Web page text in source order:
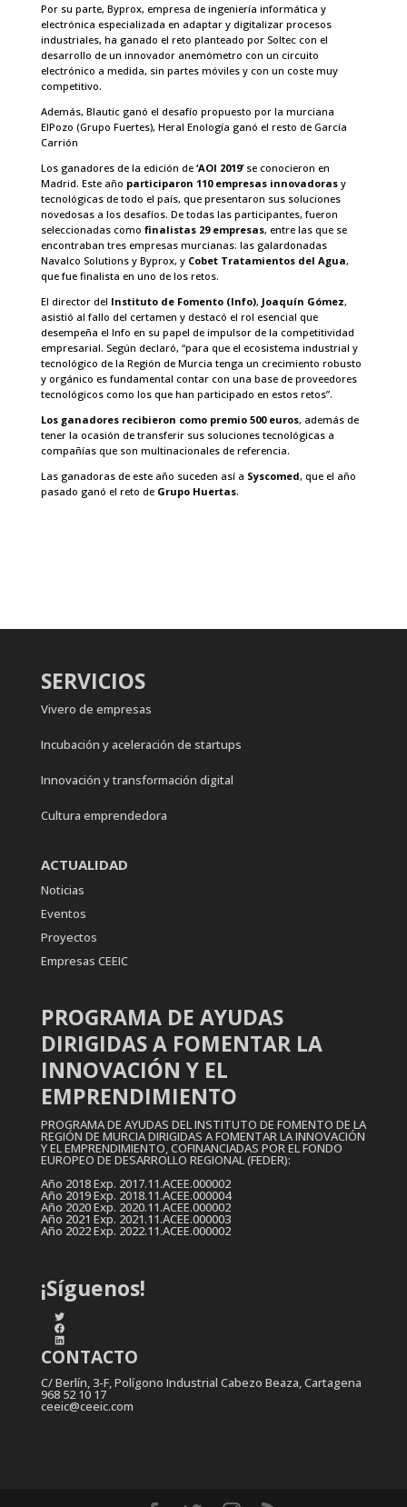
Por su parte, Byprox, empresa de ingeniería informática y
electrónica especializada en adaptar y digitalizar procesos
industriales, ha ganado el reto planteado por Soltec con el
desarrollo de un innovador anemómetro con un circuito
electrónico a medida, sin partes móviles y con un coste muy
competitivo.
Además, Blautic ganó el desafío propuesto por la murciana
ElPozo (Grupo Fuertes), Heral Enología ganó el resto de García
Carrión
Los ganadores de la edición de ‘AOI 2019’ se conocieron en
Madrid. Este año participaron 110 empresas innovadoras y
tecnológicas de todo el país, que presentaron sus soluciones
novedosas a los desafíos. De todas las participantes, fueron
seleccionadas como finalistas 29 empresas, entre las que se
encontraban tres empresas murcianas: las galardonadas
Navalco Solutions y Byprox, y Cobet Tratamientos del Agua,
que fue finalista en uno de los retos.
El director del Instituto de Fomento (Info), Joaquín Gómez,
asistió al fallo del certamen y destacó el rol esencial que
desempeña el Info en su papel de impulsor de la competitividad
empresarial. Según declaró, “para que el ecosistema industrial y
tecnológico de la Región de Murcia tenga un crecimiento robusto
y orgánico es fundamental contar con una base de proveedores
tecnológicos como los que han participado en estos retos”.
Los ganadores recibieron como premio 500 euros, además de
tener la ocasión de transferir sus soluciones tecnológicas a
compañías que son multinacionales de referencia.
Las ganadoras de este año suceden así a Syscomed, que el año
pasado ganó el reto de Grupo Huertas.
SERVICIOS
Vivero de empresas
Incubación y aceleración de startups
Innovación y transformación digital
Cultura emprendedora
ACTUALIDAD
Noticias
Eventos
Proyectos
Empresas CEEIC
PROGRAMA DE AYUDAS
DIRIGIDAS A FOMENTAR LA
INNOVACIÓN Y EL
EMPRENDIMIENTO
PROGRAMA DE AYUDAS DEL INSTITUTO DE FOMENTO DE LA
REGIÓN DE MURCIA DIRIGIDAS A FOMENTAR LA INNOVACIÓN
Y EL EMPRENDIMIENTO, COFINANCIADAS POR EL FONDO
EUROPEO DE DESARROLLO REGIONAL (FEDER):
Año 2018 Exp. 2017.11.ACEE.000002
Año 2019 Exp. 2018.11.ACEE.000004
Año 2020 Exp. 2020.11.ACEE.000002
Año 2021 Exp. 2021.11.ACEE.000003
Año 2022 Exp. 2022.11.ACEE.000002
¡Síguenos!
Twitter
Facebook
LinkedIn
CONTACTO
C/ Berlín, 3-F, Polígono Industrial Cabezo Beaza, Cartagena
968 52 10 17
ceeic@ceeic.com